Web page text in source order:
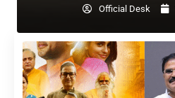
Official Desk